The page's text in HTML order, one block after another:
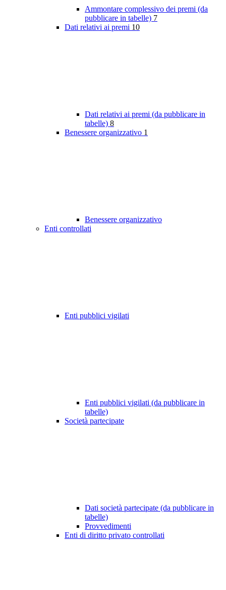
Ammontare complessivo dei premi (da
pubblicare in tabelle) 7
Dati relativi ai premi 10
Dati relativi ai premi (da pubblicare in
tabelle) 8
Benessere organizzativo 1
Benessere organizzativo
Enti controllati
Enti pubblici vigilati
Enti pubblici vigilati (da pubblicare in
tabelle)
Società partecipate
Dati società partecipate (da pubblicare in
tabelle)
Provvedimenti
Enti di diritto privato controllati